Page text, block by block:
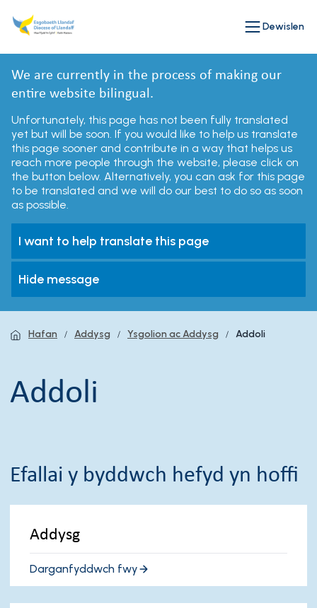
Dewislen
We are currently in the process of making our
entire website bilingual.
Unfortunately, this page has not been fully translated
yet but will be soon. If you would like to help us translate
this page sooner and contribute in a way that helps us
reach more people through the website, please click on
the button below. Alternatively, you can ask for this page
to be translated and we will do our best to do so as soon
as possible.
I want to help translate this page
Hide message
Hafan Addysg Ysgolion ac Addysg Addoli
Addoli
Efallai y byddwch hefyd yn hoffi
Addysg
Darganfyddwch fwy